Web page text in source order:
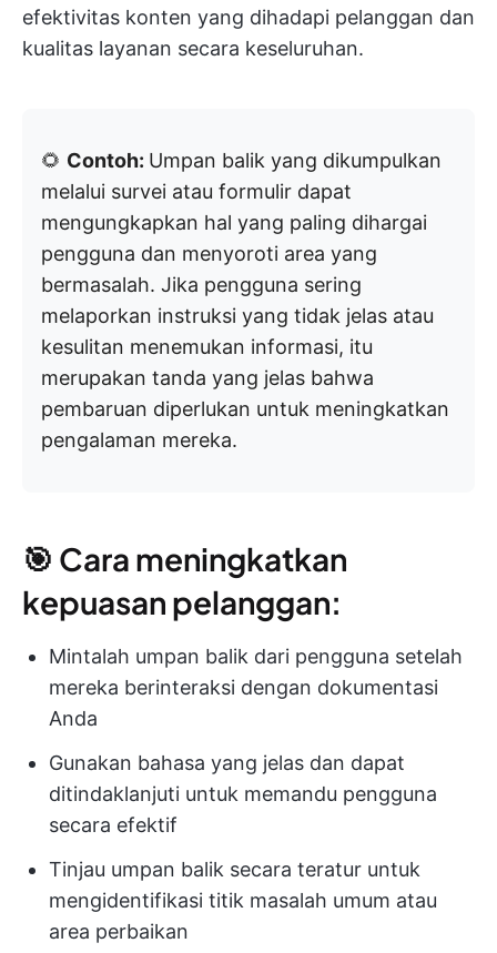
efektivitas konten yang dihadapi pelanggan dan
kualitas layanan secara keseluruhan.
🌻 Contoh: Umpan balik yang dikumpulkan
melalui survei atau formulir dapat
mengungkapkan hal yang paling dihargai
pengguna dan menyoroti area yang
bermasalah. Jika pengguna sering
melaporkan instruksi yang tidak jelas atau
kesulitan menemukan informasi, itu
merupakan tanda yang jelas bahwa
pembaruan diperlukan untuk meningkatkan
pengalaman mereka.
🎯 Cara meningkatkan
kepuasan pelanggan:
Mintalah umpan balik dari pengguna setelah
mereka berinteraksi dengan dokumentasi
Anda
Gunakan bahasa yang jelas dan dapat
ditindaklanjuti untuk memandu pengguna
secara efektif
Tinjau umpan balik secara teratur untuk
mengidentifikasi titik masalah umum atau
area perbaikan